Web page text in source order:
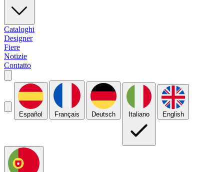
Cataloghi
Designer
Fiere
Notizie
Contatto
Español Français Deutsch Italiano English